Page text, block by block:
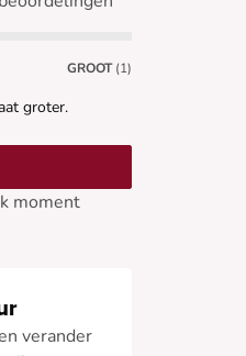
GROOT (1)
groter.
moment
verander